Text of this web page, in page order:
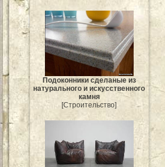
Подоконники сделаные из
натурального и искусственного
камня
[Строительство]